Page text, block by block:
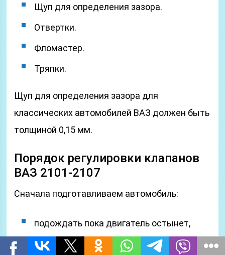
Щуп для определения зазора.
Отвертки.
Фломастер.
Тряпки.
Щуп для определения зазора для
классических автомобилей ВАЗ должен быть
толщиной 0,15 мм.
Порядок регулировки клапанов
ВАЗ 2101-2107
Сначала подготавливаем автомобиль:
подождать пока двигатель остынет,
если он работал;